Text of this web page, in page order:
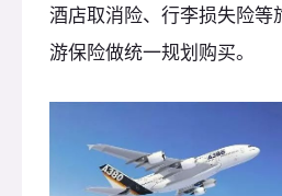
酒店取消险、行李损失险等
游保险做统一规划购买。